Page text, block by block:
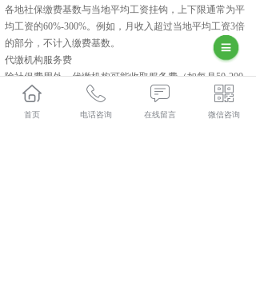
各地社保缴费基数与当地平均工资挂钩，上下限通常为平
均工资的60%-300%。例如，月收入超过当地平均工资3倍
的部分，不计入缴费基数。
‌代缴机构服务费‌
除社保费用外，代缴机构可能收取服务费（如每月50-200
元），需在签约前明确费用结构。
‌灵活就业人员政策‌
首页 电话咨询 在线留言 微信咨询